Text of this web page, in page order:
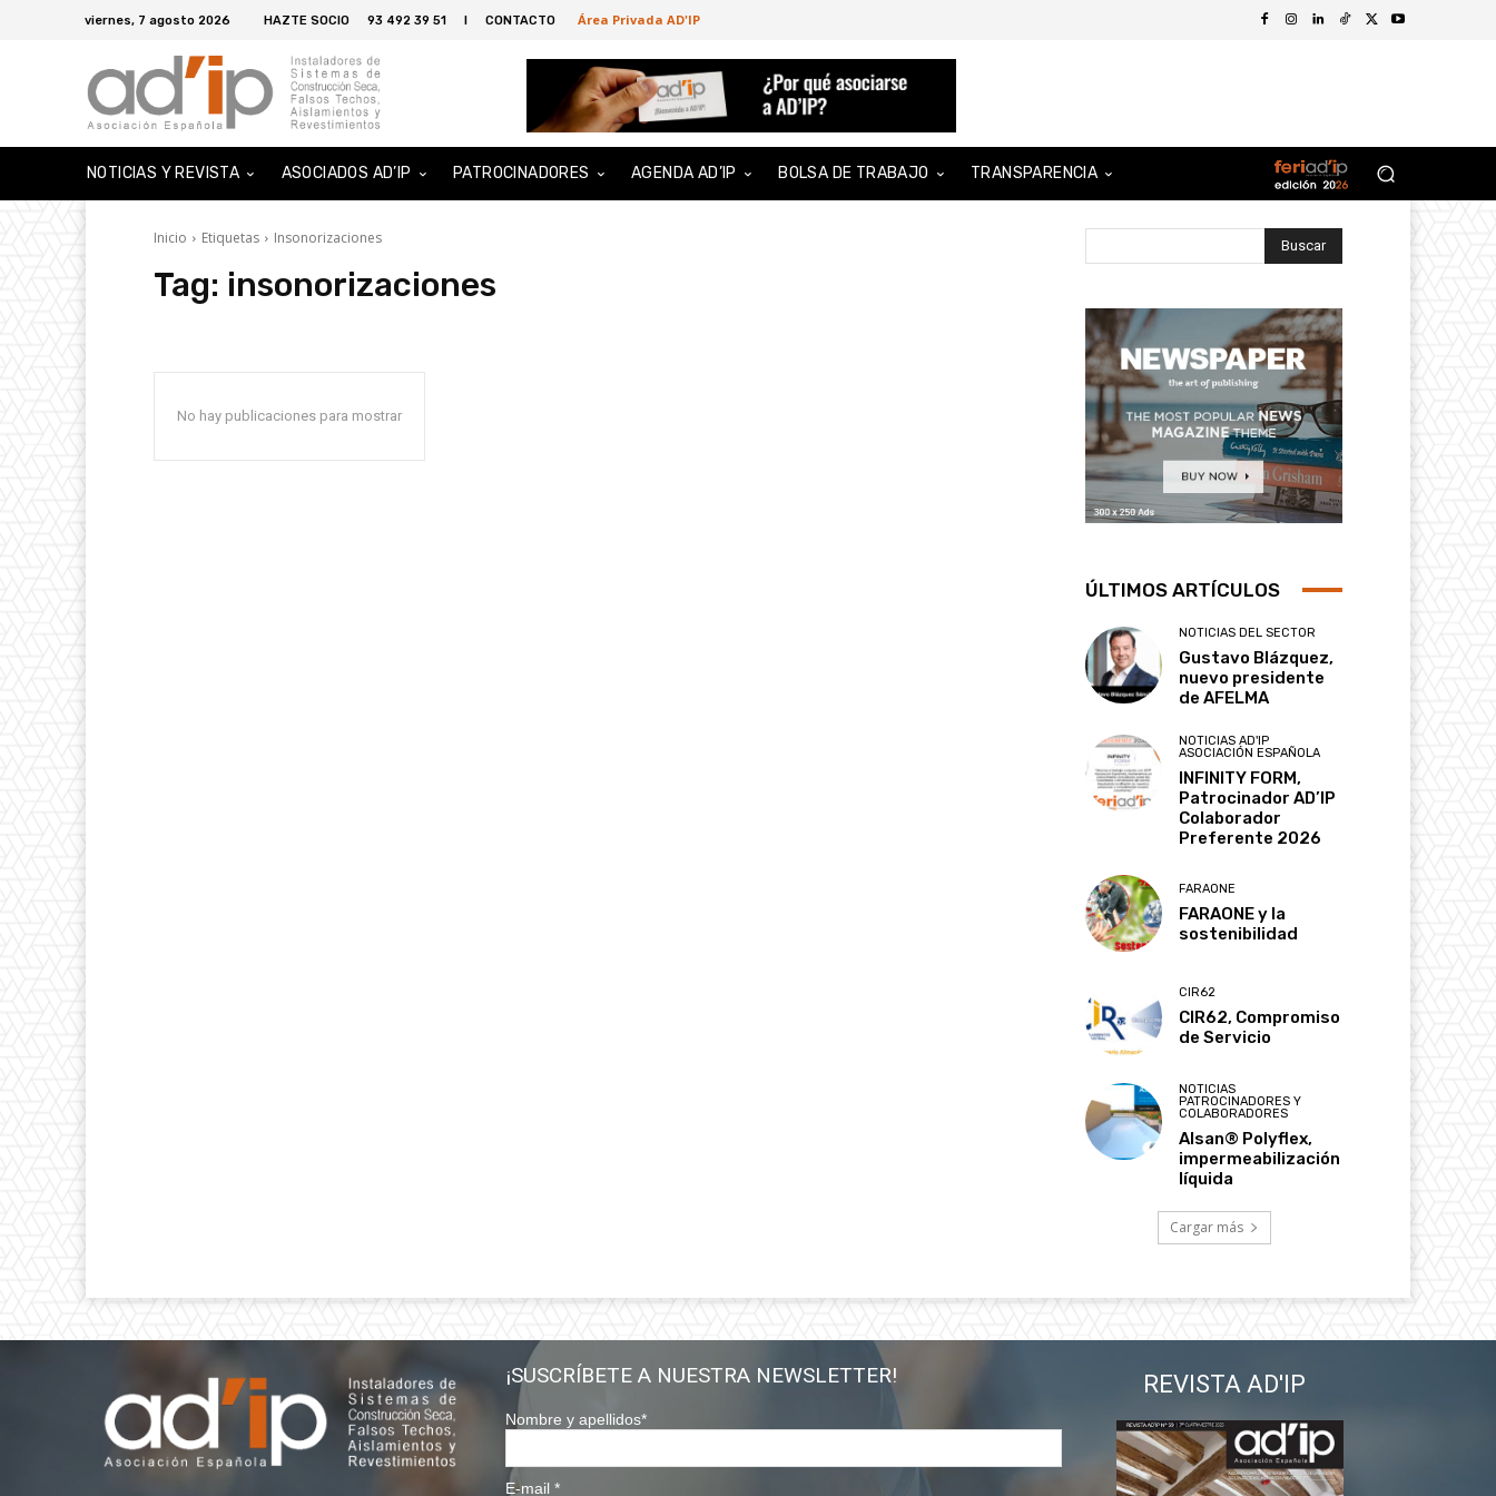
viernes, 7 agosto 2026 HAZTE SOCIO 93 492 39 51 I CONTACTO Área Privada AD'IP
NOTICIAS Y REVISTA ASOCIADOS AD’IP PATROCINADORES AGENDA AD’IP BOLSA DE TRABAJO TRANSPARENCIA
Inicio Etiquetas Insonorizaciones
Tag: insonorizaciones
No hay publicaciones para mostrar
Buscar
ÚLTIMOS ARTÍCULOS
NOTICIAS DEL SECTOR
Gustavo Blázquez,
nuevo presidente
de AFELMA
NOTICIAS AD'IP
ASOCIACIÓN ESPAÑOLA
INFINITY FORM,
Patrocinador AD’IP
Colaborador
Preferente 2026
FARAONE
FARAONE y la
sostenibilidad
CIR62
CIR62, Compromiso
de Servicio
NOTICIAS
PATROCINADORES Y
COLABORADORES
Alsan® Polyflex,
impermeabilización
líquida
Cargar más
¡SUSCRÍBETE A NUESTRA NEWSLETTER!
Nombre y apellidos*
E-mail*
REVISTA AD'IP